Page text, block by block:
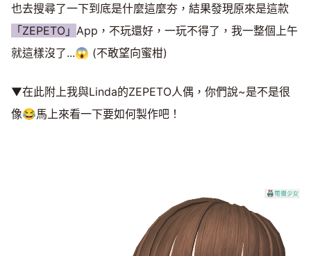
也去搜尋了一下到底是什麼這麼夯，結果發現原來是這款
「ZEPETO」 App，不玩還好，一玩不得了，我一整個上午
就這樣沒了...😱 (不敢望向蜜柑)
▼在此附上我與Linda的ZEPETO人偶，你們說~是不是很
像😂馬上來看一下要如何製作吧！